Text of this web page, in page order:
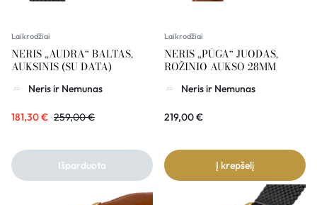
Laikrodžiai
NERIS „AUDRA“ BALTAS,
AUKSINIS (SU DATA)
Neris ir Nemunas
181,30€ 259,00€
Išparduota
Laikrodžiai
NERIS „PŪGA“ JUODAS,
ROŽINIO AUKSO 28MM
Neris ir Nemunas
219,00€
Į krepšelį